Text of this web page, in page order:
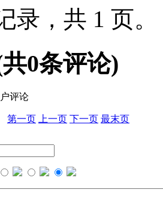
录，共 1 页。
0条评论)
评论
第一页 上一页 下一页 最末页